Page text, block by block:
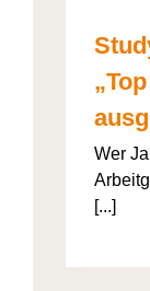
Wer
[...]